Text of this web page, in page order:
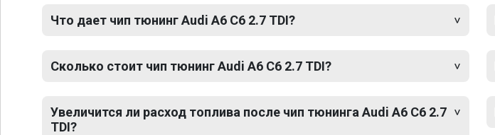
Что дает чип тюнинг Audi A6 C6 2.7 TDI?
Сколько стоит чип тюнинг Audi A6 C6 2.7 TDI?
Увеличится ли расход топлива после чип тюнинга Audi A6 C6 2.7
TDI?